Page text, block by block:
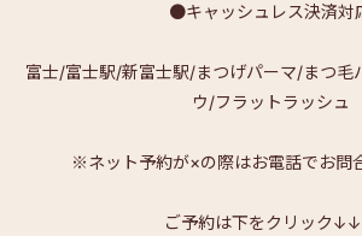
●キャッシュレス決済対
富士/富士駅/新富士駅/まつげパーマ/まつ毛
ウ/フラットラッシュ
※ネット予約が×の際はお電話でお問
ご予約は下をクリック